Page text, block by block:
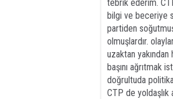
tebrik ederim.
bilgi ve beceriye
partiden
olmuşlardır.
uzaktan
başını ağrıtmak
doğrultuda
CTP de yoldaşlık